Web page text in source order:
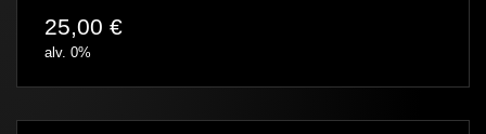
25,00 €
alv. 0%